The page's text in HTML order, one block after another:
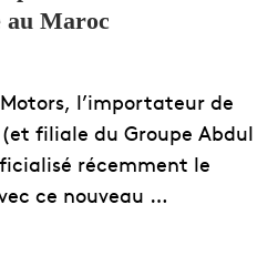
au Maroc
l’importateur de
filiale du Groupe Abdul
récemment le
ce nouveau …